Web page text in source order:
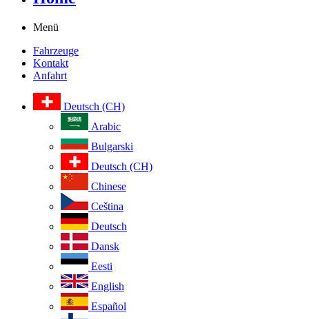
Menü
Fahrzeuge
Kontakt
Anfahrt
Deutsch (CH)
Arabic
Bulgarski
Deutsch (CH)
Chinese
Ceština
Deutsch
Dansk
Eesti
English
Español